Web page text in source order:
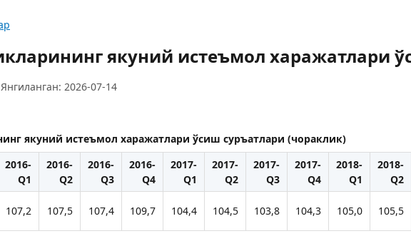
якуний истеъмол харажатлари
2026-07-14
якуний истеъмол харажатлари ўсиш суръатлари (чораклик)
2016-
Q1
2016-
Q2
2016-
Q3
2016-
Q4
2017-
Q1
2017-
Q2
2017-
Q3
2017-
Q4
2018-
Q1
2018-
Q2
107,2 107,5 107,4 109,7 104,4 104,5 103,8 104,3 105,0 105,5